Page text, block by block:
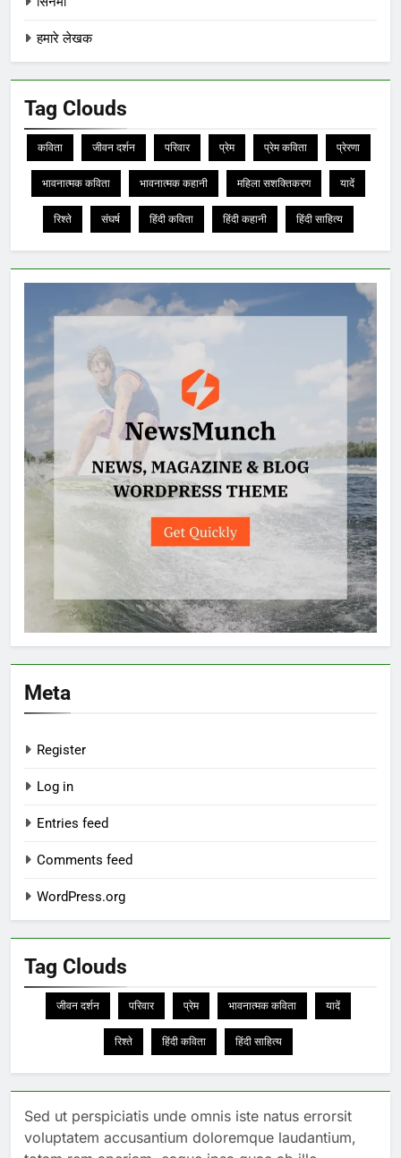
हमारे लेखक
Tag Clouds
कविता जीवन दर्शन परिवार प्रेम प्रेम कविता प्रेरणा
भावनात्मक कविता भावनात्मक कहानी महिला सशक्तिकरण यादें
रिश्ते संघर्ष हिंदी कविता हिंदी कहानी हिंदी साहित्य
Meta
Register
Log in
Entries feed
Comments feed
WordPress.org
Tag Clouds
जीवन दर्शन परिवार प्रेम भावनात्मक कविता यादें
रिश्ते हिंदी कविता हिंदी साहित्य
Sed ut perspiciatis unde omnis iste natus errorsit
voluptatem accusantium doloremque laudantium,